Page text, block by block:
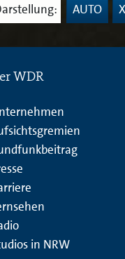
AUTO
WDR
in NRW